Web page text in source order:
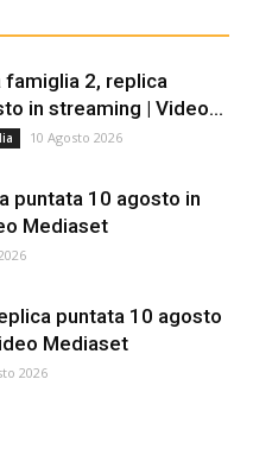
famiglia 2, replica
in streaming | Video...
10 Agosto 2026
puntata 10 agosto in
Mediaset
puntata 10 agosto
Mediaset
2026